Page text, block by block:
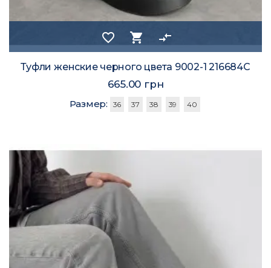
favorite_border shopping_cart compare_arrows
Туфли женские черного цвета 9002-1 216684C
665.00 грн
Размер: 36 37 38 39 40